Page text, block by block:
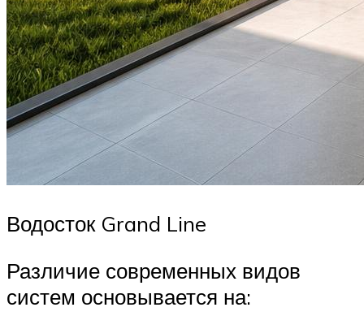
Водосток Grand Line
Различие современных видов
систем основывается на: